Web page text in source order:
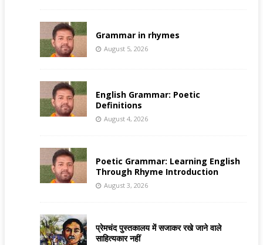
Grammar in rhymes
August 5, 2026
English Grammar: Poetic
Definitions
August 4, 2026
Poetic Grammar: Learning English
Through Rhyme Introduction
August 3, 2026
प्रेमचंद पुस्तकालय में सजाकर रखे जाने वाले
साहित्यकार नहीं